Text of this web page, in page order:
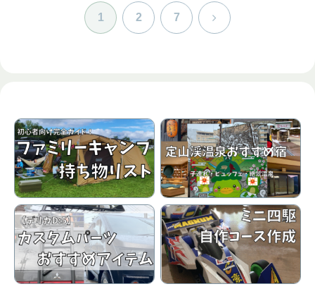
1 2 7 次